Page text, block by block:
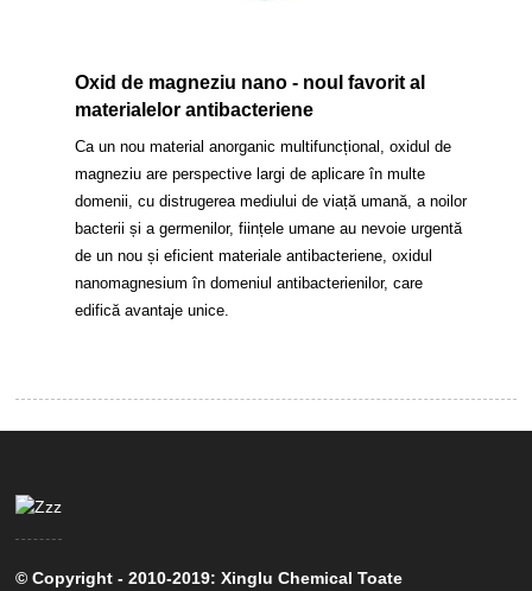
Oxid de magneziu nano - noul favorit al
materialelor antibacteriene
Ca un nou material anorganic multifuncțional, oxidul de
magneziu are perspective largi de aplicare în multe
domenii, cu distrugerea mediului de viață umană, a noilor
bacterii și a germenilor, ființele umane au nevoie urgentă
de un nou și eficient materiale antibacteriene, oxidul
nanomagnesium în domeniul antibacterienilor, care
edifică avantaje unice.
© Copyright - 2010-2019: Xinglu Chemical Toate